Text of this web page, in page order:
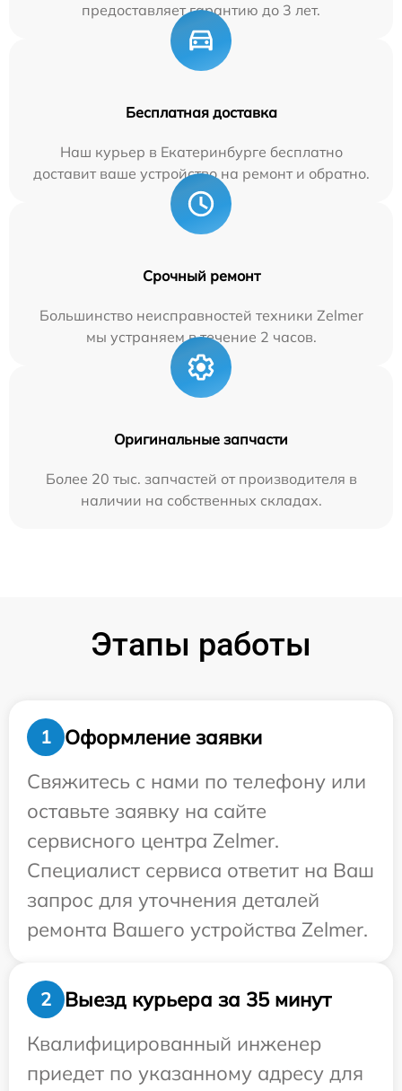
предоставляет гарантию до 3 лет.
Бесплатная доставка
Наш курьер в Екатеринбурге бесплатно
доставит ваше устройство на ремонт и обратно.
Срочный ремонт
Большинство неисправностей техники Zelmer
мы устраняем в течение 2 часов.
Оригинальные запчасти
Более 20 тыс. запчастей от производителя в
наличии на собственных складах.
Этапы работы
1
Оформление заявки
Свяжитесь с нами по телефону или
оставьте заявку на сайте
сервисного центра Zelmer.
Специалист сервиса ответит на Ваш
запрос для уточнения деталей
ремонта Вашего устройства Zelmer.
2
Выезд курьера за 35 минут
Квалифицированный инженер
приедет по указанному адресу для